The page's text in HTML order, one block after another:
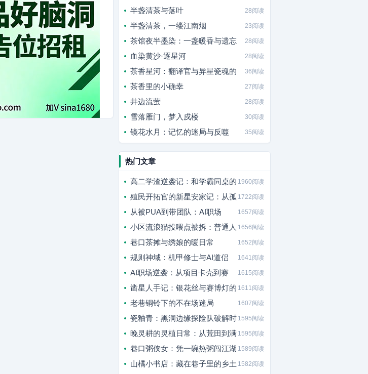
半盏清茶与落叶 28阅读
半盏清茶，一缕江南烟 23阅读
茶馆夜半墨染：一盏暖香与遗忘 28阅读
血染黄沙·逐星河 28阅读
茶香星河：翻译官与异星瓷魂的 36阅读
茶香里的小确幸 27阅读
井边流萤 28阅读
雪落雁门，梦入戍楼 30阅读
镜花水月：记忆的迷局与反噬 35阅读
热门文章
高二学渣逆袭记：和学霸同桌的 1960阅读
殖民开拓官的新星安家记：从孤 1722阅读
从被PUA到带团队：AI职场 1657阅读
小区流浪猫投喂点被拆：普通人 1656阅读
巷口茶摊与绣娘的暖日常 1652阅读
规则神域：机甲修士与AI道侣 1641阅读
AI职场逆袭：从项目卡壳到赛 1615阅读
凿星人手记：银花丝与赛博灯的 1611阅读
老巷铜铃下的不在场迷局 1607阅读
瓷釉青：黑洞边缘探险队破解时 1595阅读
晚灵耕的灵植日常：从荒田到满 1595阅读
巷口粥侠女：凭一碗热粥闯江湖 1589阅读
山橘小书店：藏在巷子里的乡土 1582阅读